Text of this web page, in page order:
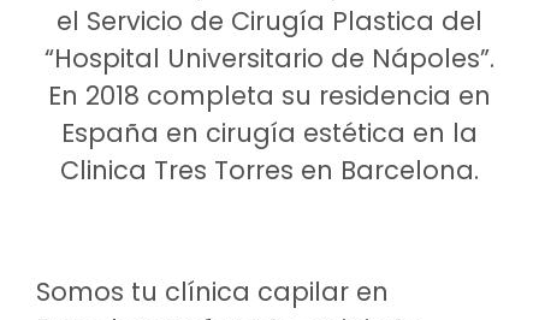
el Servicio de Cirugía Plastica del
“Hospital Universitario de Nápoles”.
En 2018 completa su residencia en
España en cirugía estética en la
Clinica Tres Torres en Barcelona.
Somos tu clínica capilar en